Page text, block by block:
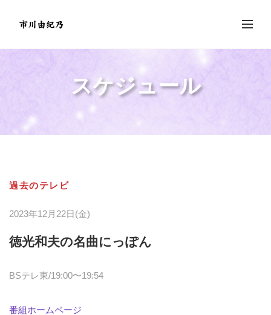
スケジュール
過去のテレビ
2023年12月22日(金)
徳光和夫の名曲にっぽん
BSテレ東/19:00〜19:54
番組ホームページ